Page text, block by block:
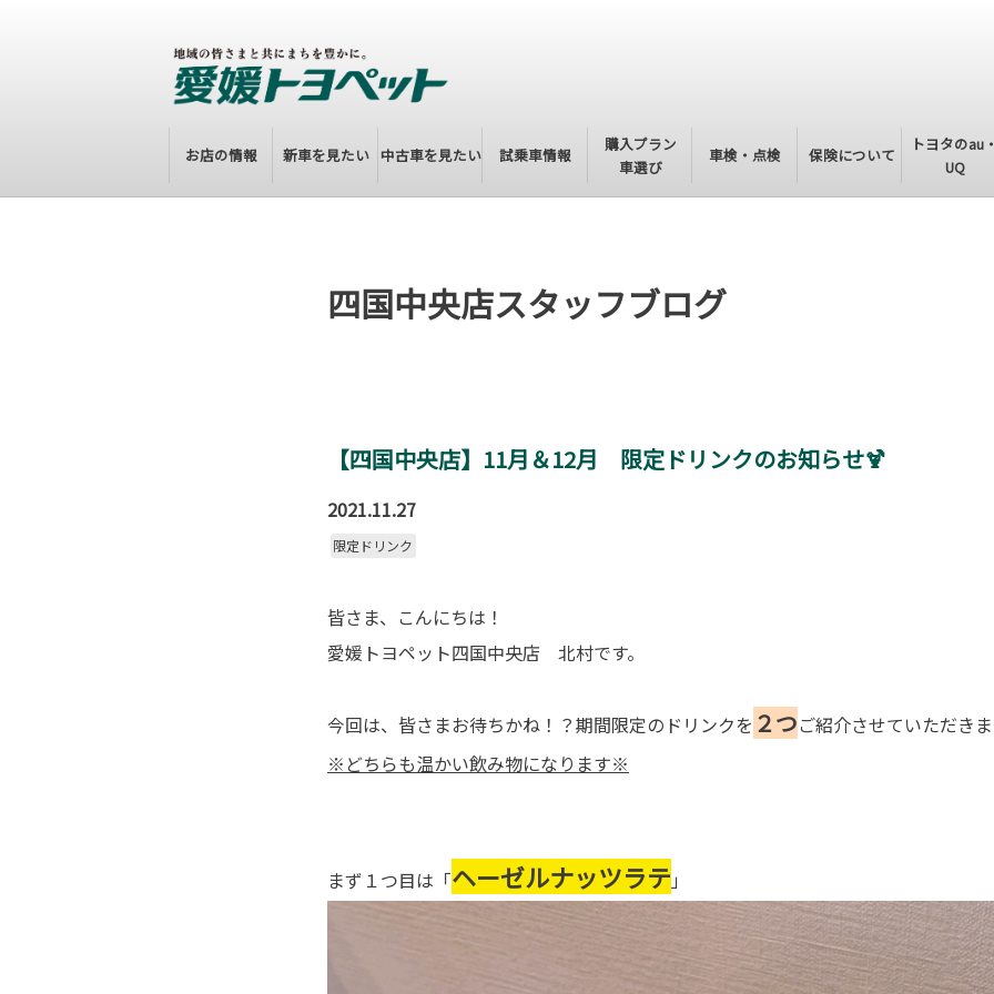
お店の情報 新車を見たい 中古車を見たい 試乗車情報
購入プラン
車選び
車検・点検 保険について
トヨタのau
UQ
四国中央店スタッフブログ
【四国中央店】11月＆12月 限定ドリンクのお知らせ🍹
2021.11.27
限定ドリンク
皆さま、こんにちは！
愛媛トヨペット四国中央店 北村です。
今回は、皆さまお待ちかね！？期間限定のドリンクを ２つご紹介させていただき
※どちらも温かい飲み物になります※
まず１つ目は「ヘーゼルナッツラテ 」